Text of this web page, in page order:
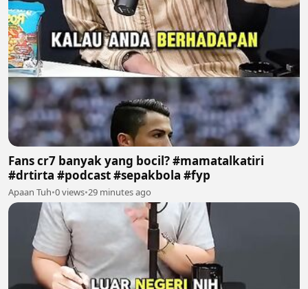
Fans cr7 banyak yang bocil? #mamatalkatiri
#drtirta #podcast #sepakbola #fyp
Apaan Tuh•0 views•29 minutes ago